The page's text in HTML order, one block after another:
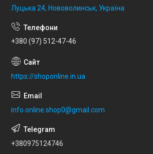
Луцька 24, Нововолинськ, Україна
+380 (97) 512-47-46
https://shoponline.in.ua
info.online.shop0@gmail.com
+380975124746